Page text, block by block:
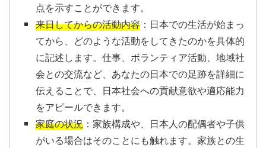
点を示すことができます。
来日してからの活動内容 ：日本での生活が始まっ
てから、どのような活動をしてきたのかを具体的
に記述します。仕事、ボランティア活動、地域社
会との交流など、あなたの日本での足跡を詳細に
伝えることで、日本社会への貢献意欲や適応能力
をアピールできます。
家庭の状況 ：家族構成や、日本人の配偶者や子供
がいる場合はそのことにも触れます。家族との生